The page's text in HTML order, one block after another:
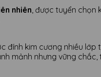
nhiên, được tuyển chọn
đính kim cương nhiều lớp
mảnh nhưng vững chắc,